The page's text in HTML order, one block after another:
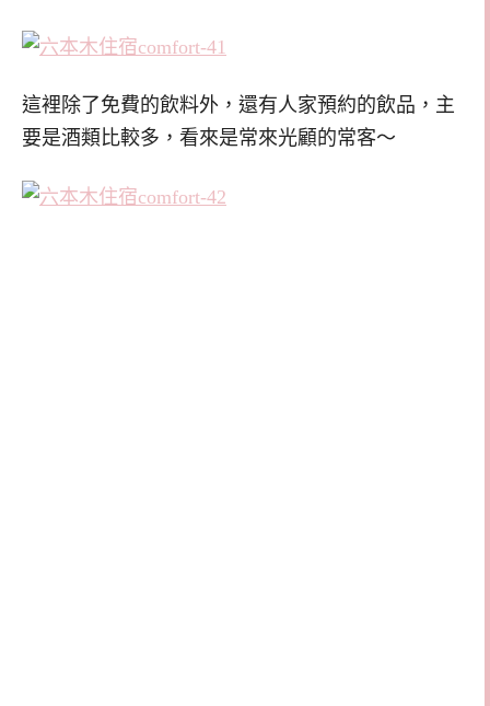
這裡除了免費的飲料外，還有人家預約的飲品，主
要是酒類比較多，看來是常來光顧的常客～